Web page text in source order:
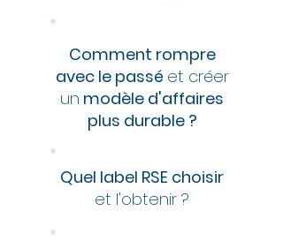
Comment rompre
avec le passé et créer
un modèle d'affaires
plus durable ?
Quel label RSE choisir
et l'obtenir ?